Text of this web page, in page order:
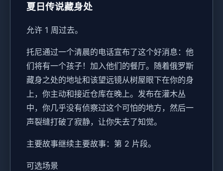
夏日传说藏身处
允许 1 周过去。
托尼通过一个清晨的电话宣布了这个好消息：他
们将有一个孩子！加入他们的餐厅。随着俄罗斯
藏身之处的地址和该望远镜从树屋眼下在你的身
上，你主动和接近仓库在晚上。发布在灌木丛
中，你几乎没有侦察过这个可怕的地方，然后一
声裂缝打破了寂静，让你失去了知觉。
主要故事继续主要故事：第 2 片段。
可选场景